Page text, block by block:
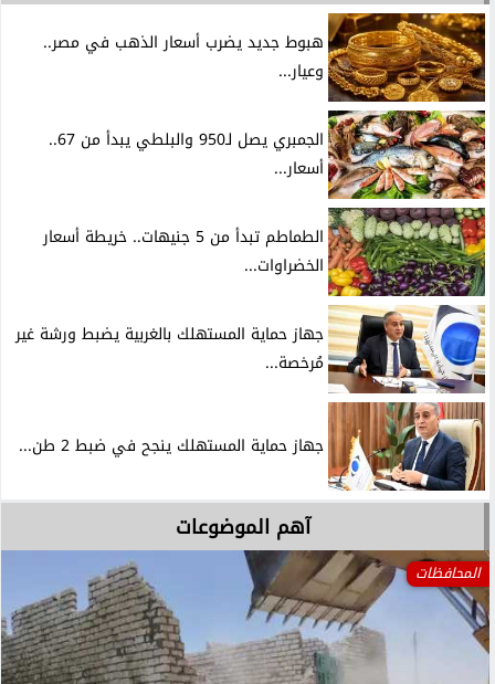
هبوط جديد يضرب أسعار الذهب في مصر..
وعيار...
الجمبري يصل لـ950 والبلطي يبدأ من 67..
أسعار...
الطماطم تبدأ من 5 جنيهات.. خريطة أسعار
الخضراوات...
جهاز حماية المستهلك بالغربية يضبط ورشة غير
مُرخصة...
جهاز حماية المستهلك ينجح في ضبط 2 طن...
آهم الموضوعات
المحافظات